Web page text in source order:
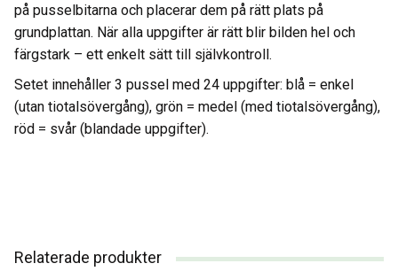
på pusselbitarna och placerar dem på rätt plats på
grundplattan. När alla uppgifter är rätt blir bilden hel och
färgstark – ett enkelt sätt till självkontroll.
Setet innehåller 3 pussel med 24 uppgifter: blå = enkel
(utan tiotalsövergång), grön = medel (med tiotalsövergång),
röd = svår (blandade uppgifter).
Relaterade produkter